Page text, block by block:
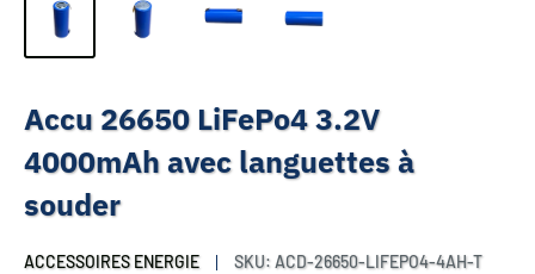
Accu 26650 LiFePo4 3.2V
4000mAh avec languettes à
souder
ACCESSOIRES ENERGIE SKU: ACD-26650-LIFEPO4-4AH-T